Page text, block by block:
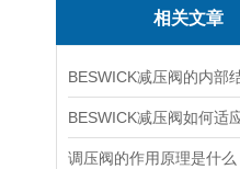
相关文章
调压阀的作用原理是什么